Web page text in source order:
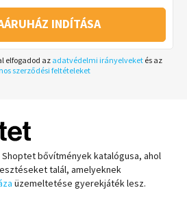
INDÍTÁSA
elfogadod azadatvédelmi irányelveket és az
szerződési feltételeket
bővítmények katalógusa, ahol
talál, amelyeknek
üzemeltetése gyerekjáték lesz.